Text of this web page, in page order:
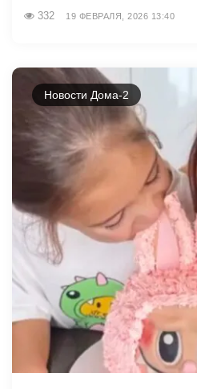
332 19 ФЕВРАЛЯ, 2026 13:40
Новости Дома-2